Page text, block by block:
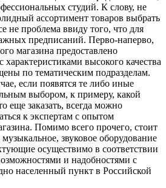
студий. К слову, не
ассортимент товаров выбрать
не проблема ввиду того, что для
предписаний. Перво-наперво,
магазина предоставлено
характеристиками высокого качества
по тематическим подразделам.
если появятся те либо иные
выбором, к примеру, какой
еще заказать, всегда можно
к экспертам с опытом
Помимо всего прочего, стоит
звуковое оборудование
осуществимо в соответствии
и надобностями с
населенный пункт в Российской